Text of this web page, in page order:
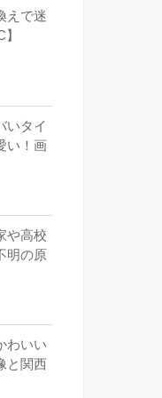
えで迷
いタイ
い！画
や高校
明の原
わいい
と関西